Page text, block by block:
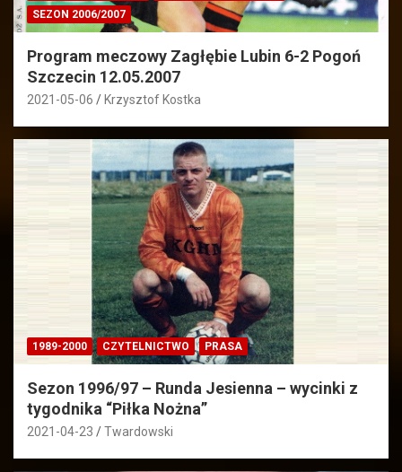
SEZON 2006/2007
Program meczowy Zagłębie Lubin 6-2 Pogoń
Szczecin 12.05.2007
2021-05-06 Krzysztof Kostka
1989-2000 CZYTELNICTWO PRASA
Sezon 1996/97 – Runda Jesienna – wycinki z
tygodnika “Piłka Nożna”
2021-04-23 Twardowski